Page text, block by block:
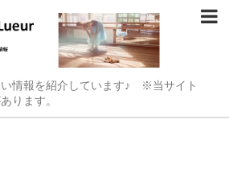
い情報を紹介しています♪ ※当サイト
ります。